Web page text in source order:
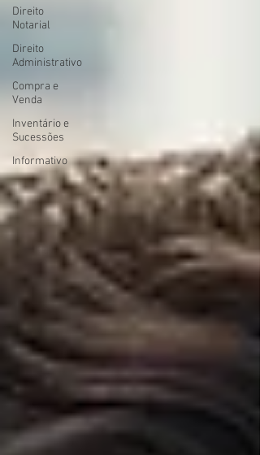
Direito
Notarial
Direito
Administrativo
Compra e
Venda
Inventário e
Sucessões
Informativo